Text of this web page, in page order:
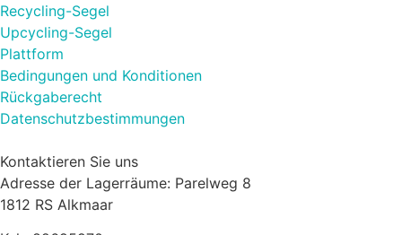
Recycling-Segel
Upcycling-Segel
Plattform
Bedingungen und Konditionen
Rückgaberecht
Datenschutzbestimmungen
Kontaktieren Sie uns
Adresse der Lagerräume: Parelweg 8
1812 RS Alkmaar